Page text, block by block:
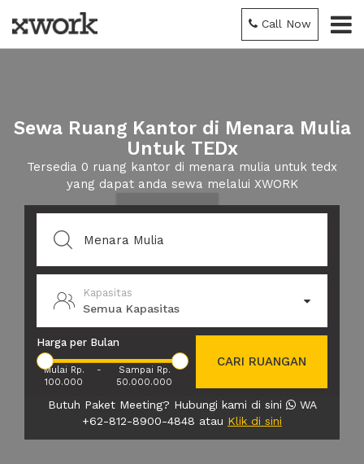
Call Now
Sewa Ruang Kantor di Menara Mulia
Untuk TEDx
Tersedia 0 ruang kantor di menara mulia untuk tedx
yang dapat anda sewa melalui XWORK
Kapasitas
Semua Kapasitas
Harga per Bulan
Mulai Rp.
100.000
-
Sampai Rp.
50.000.000
CARI RUANGAN
Butuh Paket Meeting? Hubungi kami di sini
WA
+62-812-8900-4848 atau Klik di sini